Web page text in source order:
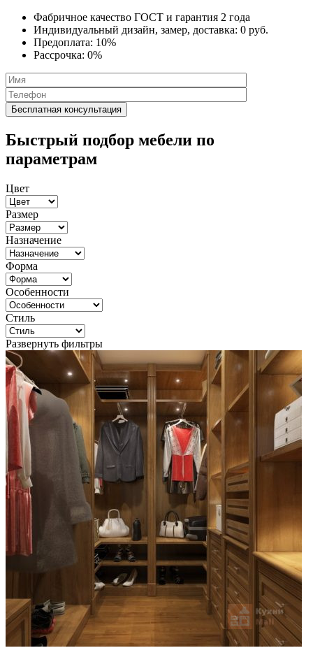
Фабричное качество ГОСТ и гарантия 2 года
Индивидуальный дизайн, замер, доставка: 0 руб.
Предоплата: 10%
Рассрочка: 0%
Быстрый подбор мебели по
параметрам
Цвет
Размер
Назначение
Форма
Особенности
Стиль
Развернуть фильтры